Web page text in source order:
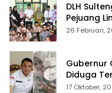
DLH
Pejuang
26 Februari,
Gubernur Cudy : Dua
Diduga
Non Job
17 Oktober,